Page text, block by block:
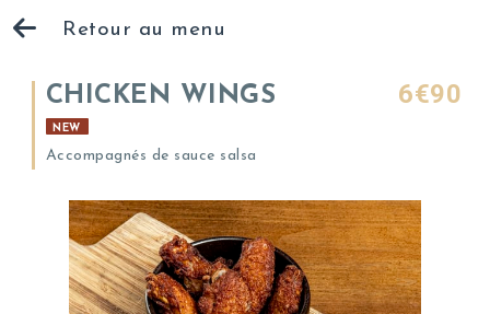
Retour au menu
CHICKEN WINGS 6€90
NEW
Accompagnés de sauce salsa